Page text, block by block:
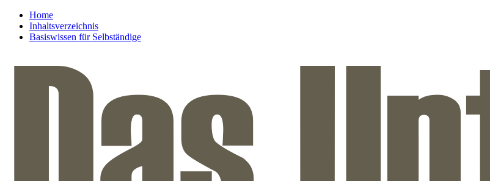
Home
Inhaltsverzeichnis
Basiswissen für Selbständige